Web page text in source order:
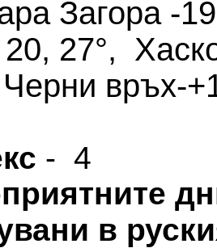
Загора -
27°,
връх-
- 4
в